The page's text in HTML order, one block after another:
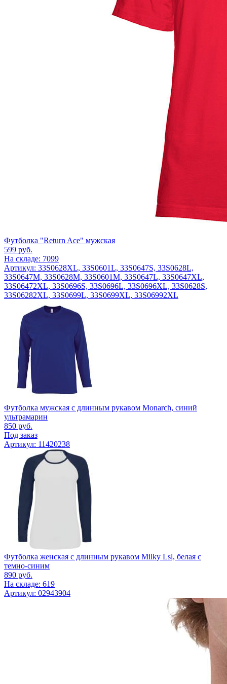
Футболка "Return Ace" мужская
599 руб.
На складе: 7099
Артикул: 33S0628XL, 33S0601L, 33S0647S, 33S0628L,
33S0647M, 33S0628M, 33S0601M, 33S0647L, 33S0647XL,
33S06472XL, 33S0696S, 33S0696L, 33S0696XL, 33S0628S,
33S06282XL, 33S0699L, 33S0699XL, 33S06992XL
Футболка мужская с длинным рукавом Monarch, синий
ультрамарин
850 руб.
Под заказ
Артикул: 11420238
Футболка женская с длинным рукавом Milky Lsl, белая с
темно-синим
890 руб.
На складе: 619
Артикул: 02943904